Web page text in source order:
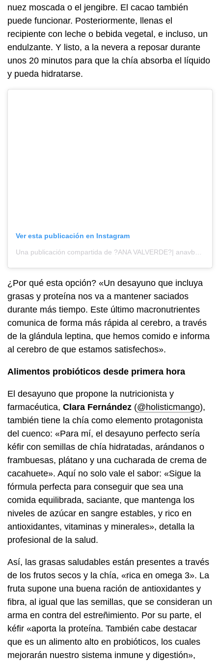
nuez moscada o el jengibre. El cacao también
puede funcionar. Posteriormente, llenas el
recipiente con leche o bebida vegetal, e incluso, un
endulzante. Y listo, a la nevera a reposar durante
unos 20 minutos para que la chía absorba el líquido
y pueda hidratarse.
Ver esta publicación en Instagram
¿Por qué esta opción? «Un desayuno que incluya
grasas y proteína nos va a mantener saciados
durante más tiempo. Este último macronutrientes
comunica de forma más rápida al cerebro, a través
de la glándula leptina, que hemos comido e informa
al cerebro de que estamos satisfechos».
Alimentos probióticos desde primera hora
El desayuno que propone la nutricionista y
farmacéutica, Clara Fernández (@holisticmango),
también tiene la chía como elemento protagonista
del cuenco: «Para mí, el desayuno perfecto sería
kéfir con semillas de chía hidratadas, arándanos o
frambuesas, plátano y una cucharada de crema de
cacahuete». Aquí no solo vale el sabor: «Sigue la
fórmula perfecta para conseguir que sea una
comida equilibrada, saciante, que mantenga los
niveles de azúcar en sangre estables, y rico en
antioxidantes, vitaminas y minerales», detalla la
profesional de la salud.
Así, las grasas saludables están presentes a través
de los frutos secos y la chía, «rica en omega 3». La
fruta supone una buena ración de antioxidantes y
fibra, al igual que las semillas, que se consideran un
arma en contra del estreñimiento. Por su parte, el
kéfir «aporta la proteína. También cabe destacar
que es un alimento alto en probióticos, los cuales
mejorarán nuestro sistema inmune y digestión»,